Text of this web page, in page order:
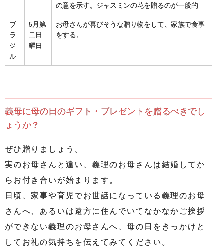
の意を示す。ジャスミンの花を贈るのが一般的
ブ
ラ
ジ
ル
5月第
二日
曜日
お母さんが喜びそうな贈り物をして、家族で食事
をする。
義母に母の日のギフト・プレゼントを贈るべきでし
ょうか？
ぜひ贈りましょう。
実のお母さんと違い、義理のお母さんは結婚してか
らお付き合いが始まります。
日頃、家事や育児でお世話になっている義理のお母
さんへ、あるいは遠方に住んでいてなかなかご挨拶
ができない義理のお母さんへ、母の日をきっかけと
してお礼の気持ちを伝えてみてください。